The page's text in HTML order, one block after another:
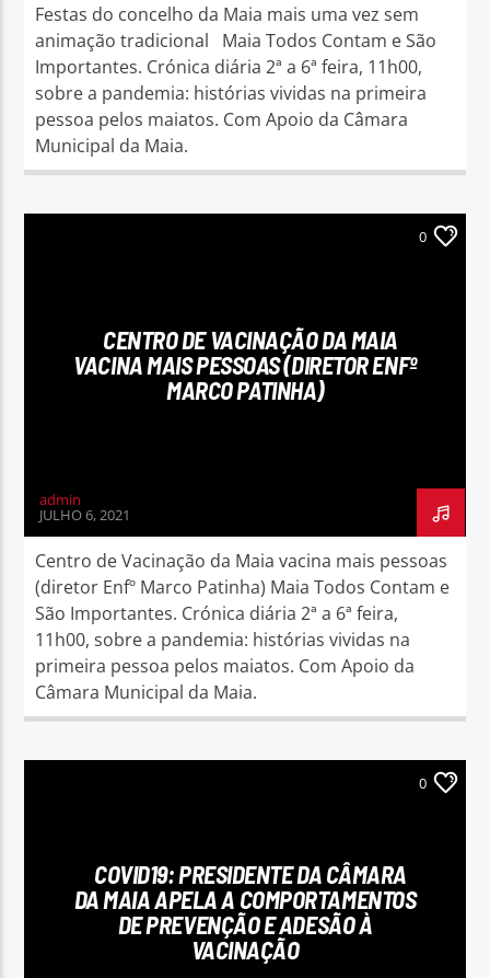
Festas do concelho da Maia mais uma vez sem
animação tradicional Maia Todos Contam e São
Importantes. Crónica diária 2ª a 6ª feira, 11h00,
sobre a pandemia: histórias vividas na primeira
pessoa pelos maiatos. Com Apoio da Câmara
Municipal da Maia.
0
CENTRO DE VACINAÇÃO DA MAIA
VACINA MAIS PESSOAS (DIRETOR ENFº
MARCO PATINHA)
admin
JULHO 6, 2021
Centro de Vacinação da Maia vacina mais pessoas
(diretor Enfº Marco Patinha) Maia Todos Contam e
São Importantes. Crónica diária 2ª a 6ª feira,
11h00, sobre a pandemia: histórias vividas na
primeira pessoa pelos maiatos. Com Apoio da
Câmara Municipal da Maia.
0
COVID19: PRESIDENTE DA CÂMARA
DA MAIA APELA A COMPORTAMENTOS
DE PREVENÇÃO E ADESÃO À
VACINAÇÃO